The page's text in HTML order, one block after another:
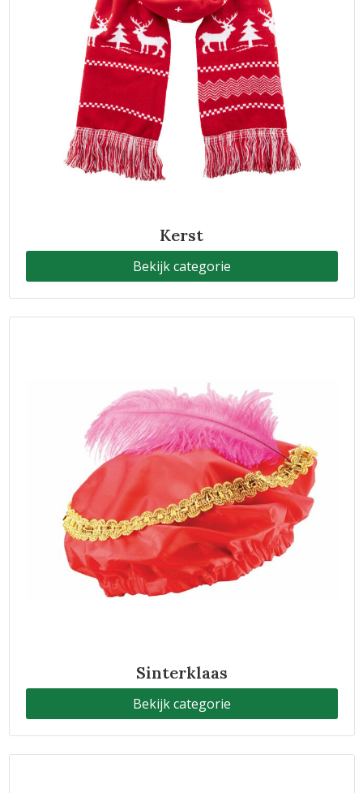
Kerst
Bekijk categorie
Sinterklaas
Bekijk categorie